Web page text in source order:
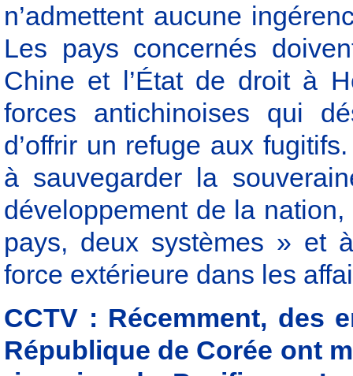
n’admettent aucune
Les pays concernés
Chine et l’État de droit à
forces antichinoises qui
d’offrir un refuge aux
à sauvegarder la
développement de la
pays, deux systèmes » et
force extérieure dans les
CCTV : Récemment, des
République de Corée ont